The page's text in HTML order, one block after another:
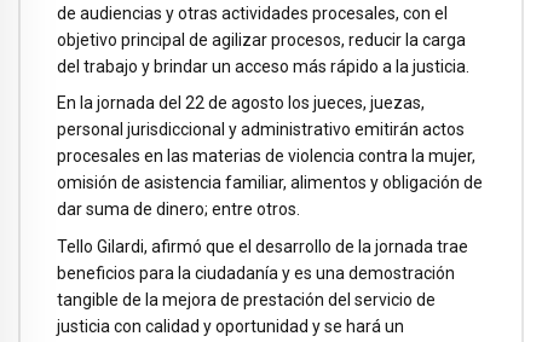
de audiencias y otras actividades procesales, con el
objetivo principal de agilizar procesos, reducir la carga
del trabajo y brindar un acceso más rápido a la justicia.
En la jornada del 22 de agosto los jueces, juezas,
personal jurisdiccional y administrativo emitirán actos
procesales en las materias de violencia contra la mujer,
omisión de asistencia familiar, alimentos y obligación de
dar suma de dinero; entre otros.
Tello Gilardi, afirmó que el desarrollo de la jornada trae
beneficios para la ciudadanía y es una demostración
tangible de la mejora de prestación del servicio de
justicia con calidad y oportunidad y se hará un